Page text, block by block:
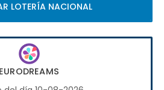
LOTERÍA NACIONAL
EURODREAMS